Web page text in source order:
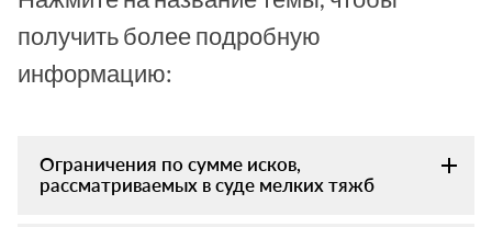
получить более подробную
информацию:
Ограничения по сумме исков,
рассматриваемых в суде мелких тяжб